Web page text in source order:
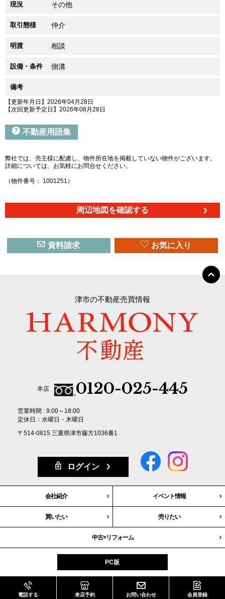
現況 その他
取引態様 仲介
明渡 相談
設備・条件 側溝
備考
【更新年月日】2026年04月28日
【次回更新予定日】2026年08月28日
不動産用語集
弊社では、売主様に配慮し、物件所在地を掲載していない物件がございます。
詳細については、お気軽にお問合せください。
（物件番号： 1001251）
周辺地図を確認する
資料請求 お気に入り
津市の不動産売買情報
本店 0120-025-445
営業時間 : 9:00～18:00
定休日：水曜日・木曜日
〒514-0815 三重県津市藤方1036番1
ログイン
会社紹介 イベント情報
買いたい 売りたい
中古×リフォーム
PC版
電話する 来店予約 お問い合わせ 会員登録